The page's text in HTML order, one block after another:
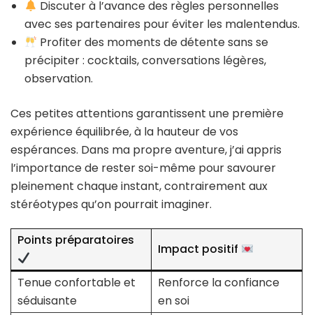
Discuter à l’avance des règles personnelles
avec ses partenaires pour éviter les malentendus.
Profiter des moments de détente sans se
précipiter : cocktails, conversations légères,
observation.
Ces petites attentions garantissent une première
expérience équilibrée, à la hauteur de vos
espérances. Dans ma propre aventure, j’ai appris
l’importance de rester soi-même pour savourer
pleinement chaque instant, contrairement aux
stéréotypes qu’on pourrait imaginer.
Points préparatoires
Impact positif
Tenue confortable et
séduisante
Renforce la confiance
en soi